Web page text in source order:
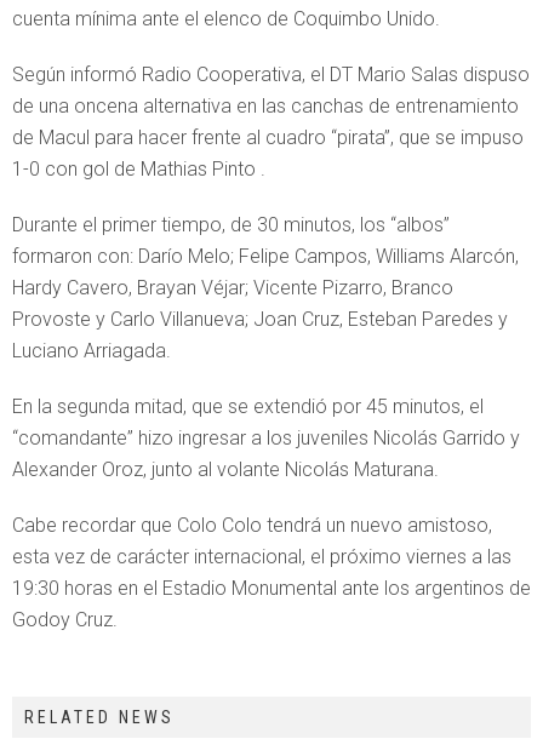
cuenta mínima ante el elenco de Coquimbo Unido.
Según informó Radio Cooperativa, el DT Mario Salas dispuso
de una oncena alternativa en las canchas de entrenamiento
de Macul para hacer frente al cuadro “pirata”, que se impuso
1-0 con gol de Mathias Pinto .
Durante el primer tiempo, de 30 minutos, los “albos”
formaron con: Darío Melo; Felipe Campos, Williams Alarcón,
Hardy Cavero, Brayan Véjar; Vicente Pizarro, Branco
Provoste y Carlo Villanueva; Joan Cruz, Esteban Paredes y
Luciano Arriagada.
En la segunda mitad, que se extendió por 45 minutos, el
“comandante” hizo ingresar a los juveniles Nicolás Garrido y
Alexander Oroz, junto al volante Nicolás Maturana.
Cabe recordar que Colo Colo tendrá un nuevo amistoso,
esta vez de carácter internacional, el próximo viernes a las
19:30 horas en el Estadio Monumental ante los argentinos de
Godoy Cruz.
RELATED NEWS